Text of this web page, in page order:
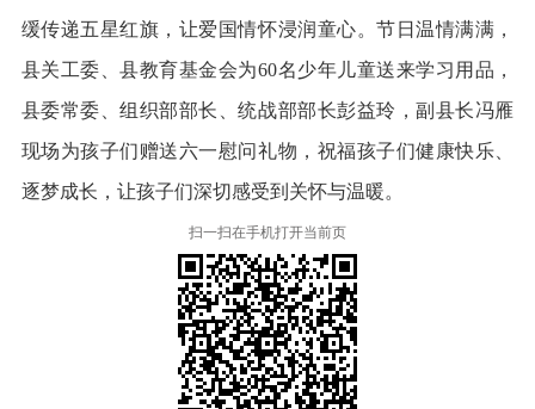
缓传递五星红旗，让爱国情怀浸润童心。节日温情满满，
县关工委、县教育基金会为60名少年儿童送来学习用品，
县委常委、组织部部长、统战部部长彭益玲，副县长冯雁
现场为孩子们赠送六一慰问礼物，祝福孩子们健康快乐、
逐梦成长，让孩子们深切感受到关怀与温暖。
扫一扫在手机打开当前页